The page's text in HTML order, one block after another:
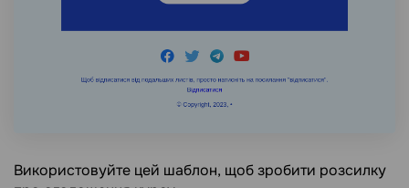
Використовуйте цей шаблон, щоб зробити розсилку